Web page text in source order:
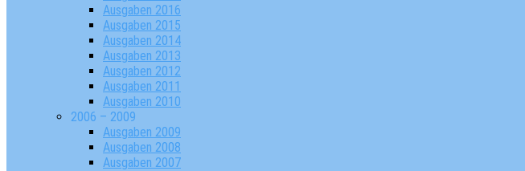
Ausgaben 2016
Ausgaben 2015
Ausgaben 2014
Ausgaben 2013
Ausgaben 2012
Ausgaben 2011
Ausgaben 2010
2006 – 2009
Ausgaben 2009
Ausgaben 2008
Ausgaben 2007